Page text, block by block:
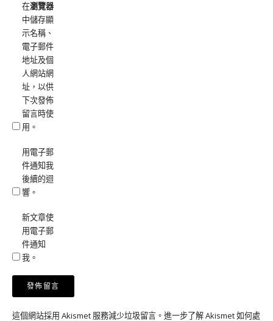
在瀏覽器
中儲存顯
示名稱、
電子郵件
地址及個
人網站網
址，以供
下次發佈
留言時使
用。
用電子郵
件通知我
後續的迴
響。
新文章使
用電子郵
件通知
我。
這個網站採用 Akismet 服務減少垃圾留言。 進一步了解 Akismet 如何處